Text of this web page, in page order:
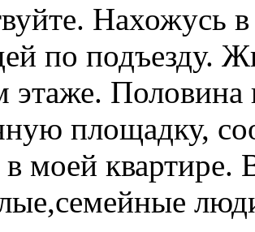
Нахожусь
по подъезду.
этаже. Половина
площадку,
в моей